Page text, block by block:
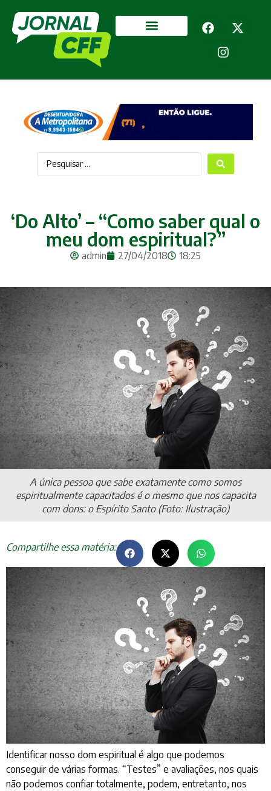
‘Do Alto’ – “Como saber qual o
meu dom espiritual?”
admin 27/04/2018 18:25
A única pessoa que sabe exatamente como somos
espiritualmente capacitados é o mesmo que nos capacita
com dons: o Espírito Santo (Foto: Ilustração)
Compartilhe essa matéria:
Identificar nosso dom espiritual é algo que podemos
conseguir de várias formas. “Testes” e avaliações, nos quais
não podemos confiar totalmente, podem, entretanto, nos